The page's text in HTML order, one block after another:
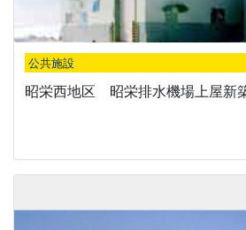
公共施設
昭栄西地区 昭栄排水機場上屋新